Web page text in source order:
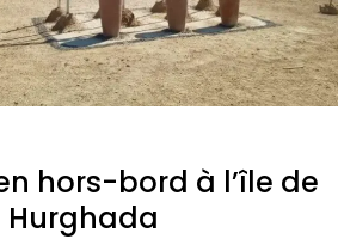
hors-bord à l’île de
Hurghada